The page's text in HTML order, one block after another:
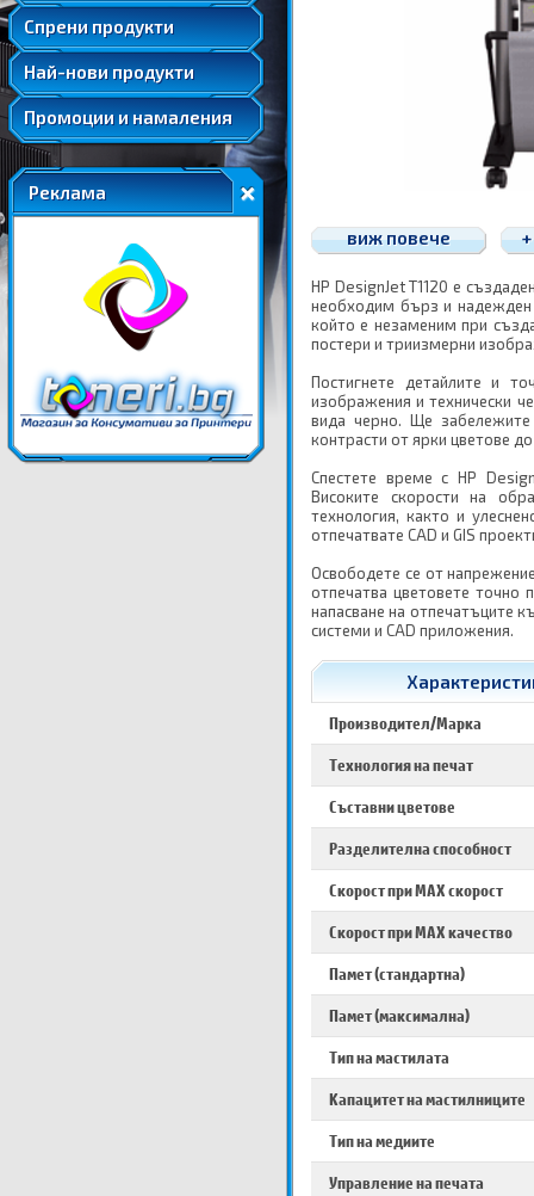
Спрени продукти
Удължени и допълнителни гаранции
Най-нови продукти
Промоции и намаления
Реклама
виж повече
HP DesignJet T1120 е
необходим бърз и надежден
който е незаменим при
постери и триизмерни
Постигнете детайлите и
изображения и технически
вида черно. Ще забележите
контрасти от ярки цветове
Спестете време с HP
Високите скорости на
технология, както и
отпечатвате CAD и GIS
Освободете се от
отпечатва цветовете точно
напасване на отпечатъците
системи и CAD приложения.
Производител/Марка
Технология на печат
Съставни цветове
Разделителна способност
Скорост при MAX скорост
Скорост при MAX качество
Памет (стандартна)
Памет (максимална)
Тип на мастилата
Капацитет на мастилниците
Тип на медиите
Управление на печата